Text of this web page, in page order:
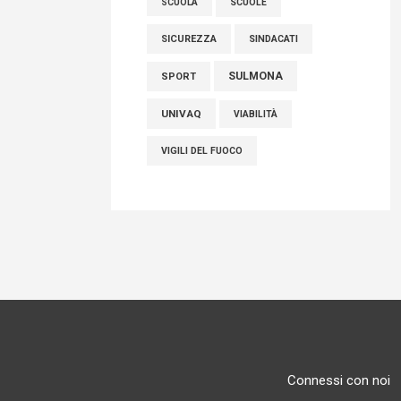
SCUOLA
SICUREZZA SINDACATI
SPORT SULMONA
UNIVAQ VIABILITÀ
VIGILI DEL FUOCO
Connessi con noi